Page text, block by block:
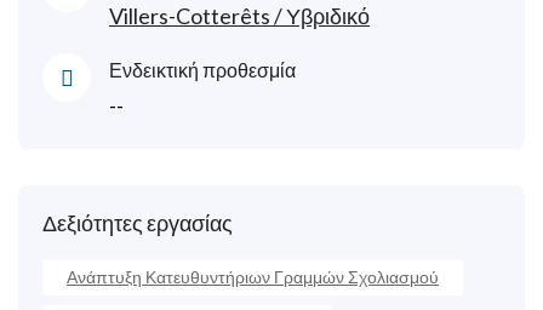
Villers-Cotterêts / Υβριδικό
Ενδεικτική προθεσμία
--
Δεξιότητες εργασίας
Ανάπτυξη Κατευθυντήριων Γραμμών Σχολιασμού